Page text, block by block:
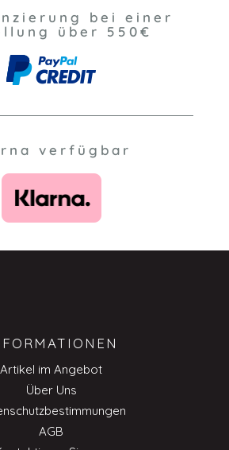
bei einer
über 550€
verfügbar
Artikel im Angebot
Über Uns
AGB